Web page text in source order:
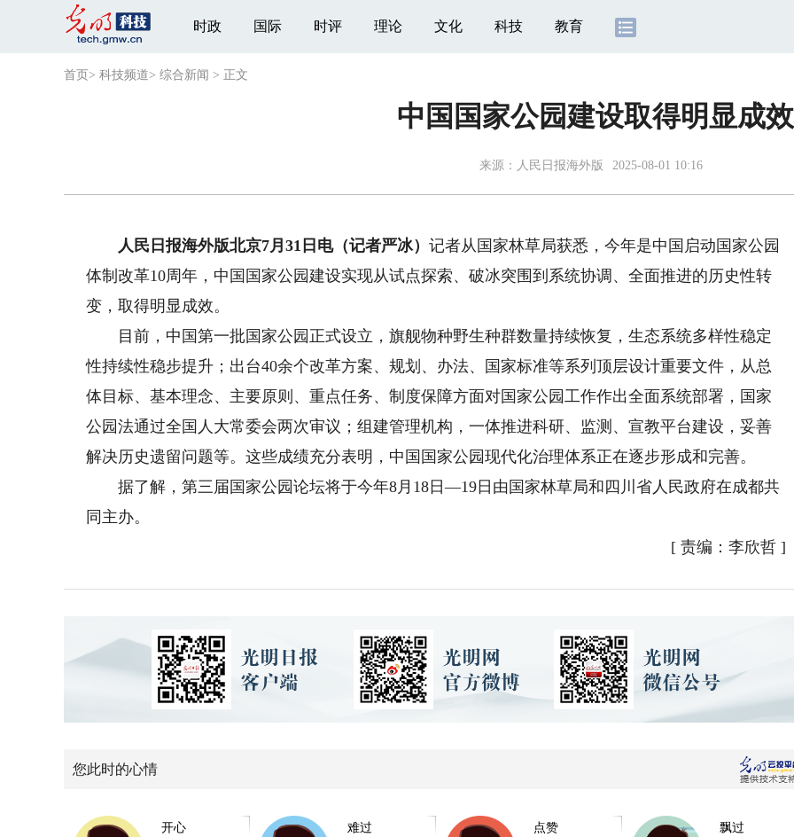
时政 国际 时评 理论 文化 科技 教育
首页 > 科技频道> 综合新闻 > 正文
中国国家公园建设取得明显成效
来源： 人民日报海外版 2025-08-01 10:16
人民日报海外版北京7月31日电（记者严冰）记者从国家林草局获悉，今年是中国启动国家公园
体制改革10周年，中国国家公园建设实现从试点探索、破冰突围到系统协调、全面推进的历史性转
变，取得明显成效。
目前，中国第一批国家公园正式设立，旗舰物种野生种群数量持续恢复，生态系统多样性稳定
性持续性稳步提升；出台40余个改革方案、规划、办法、国家标准等系列顶层设计重要文件，从总
体目标、基本理念、主要原则、重点任务、制度保障方面对国家公园工作作出全面系统部署，国家
公园法通过全国人大常委会两次审议；组建管理机构，一体推进科研、监测、宣教平台建设，妥善
解决历史遗留问题等。这些成绩充分表明，中国国家公园现代化治理体系正在逐步形成和完善。
据了解，第三届国家公园论坛将于今年8月18日—19日由国家林草局和四川省人民政府在成都共
同主办。
[ 责编：李欣哲 ]
您此时的心情
开心 难过 点赞 飘过